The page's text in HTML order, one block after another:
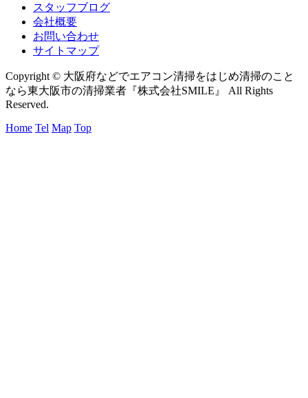
スタッフブログ
会社概要
お問い合わせ
サイトマップ
Copyright © 大阪府などでエアコン清掃をはじめ清掃のこと
なら東大阪市の清掃業者『株式会社SMILE』 All Rights
Reserved.
Home Tel Map Top